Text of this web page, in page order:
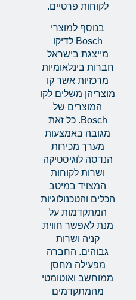
לקוחות פרטיים.
בנוסף למוצרי
Bosch לדיקו
מייצגת בישראל
חברות בינלאומיות
מרכזיות אשר קו
מוצריהן משלים לקו
המוצרים של
Bosch. כל זאת
מגובה באמצעות
מערך מכירות
הנדסה לוגיסטיקה
ושרות לקוחות
המצויד במיטב
הכלים והטכנולוגיות
המתקדמות על
מנת לאפשר חווית
קניה ושרות
גבוהים. החברה
מפעילה מחסן
ממוחשב ואוטומטי
מהמתקדמים